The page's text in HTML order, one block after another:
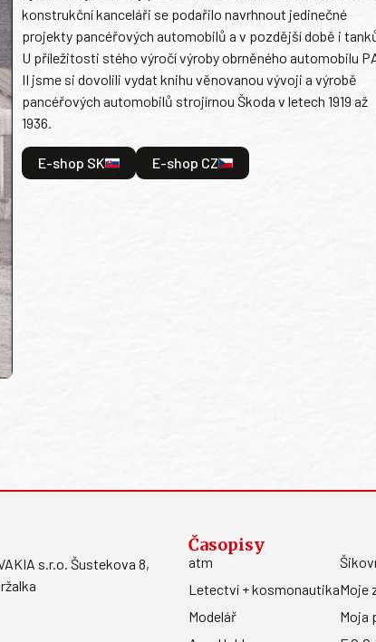
konstrukční kanceláři se podařilo navrhnout jedinečné
projekty pancéřových automobilů a v pozdější době i
U příležitosti stého výročí výroby obrněného automobilu
II jsme si dovolili vydat knihu věnovanou vývoji a výrobě
pancéřových automobilů strojírnou Škoda v letech 1919 až
1936.
E-shop SK E-shop CZ
s.r.o. Šustekova 8,
Časopisy
atm
Letectví + kosmonautika
Modelář
Moje
Moja